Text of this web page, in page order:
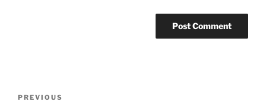
Previous
PREVIOUS